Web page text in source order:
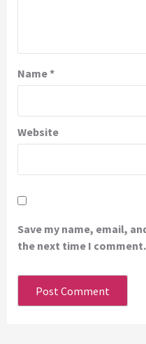
Name*
Website
Save my name, email,
the next time I comment.